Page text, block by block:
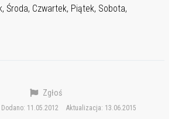
Środa, Czwartek, Piątek, Sobota,
Dodano: 11.05.2012 Aktualizacja: 13.06.2015
Zgłoś